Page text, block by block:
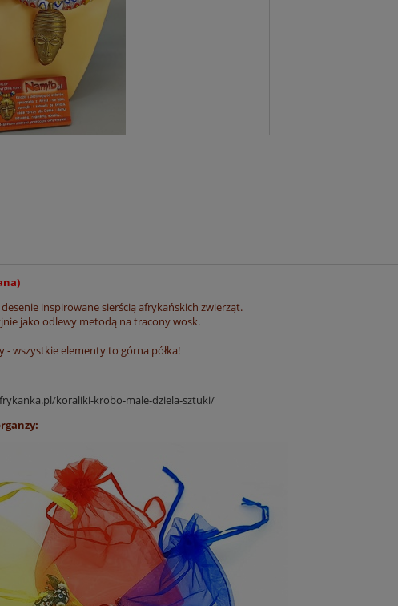
inspirowane sierścią afrykańskich zwierząt.
jako odlewy metodą na tracony wosk.
wszystkie elementy to górna półka!
koraliki-krobo-male-dziela-sztuki/